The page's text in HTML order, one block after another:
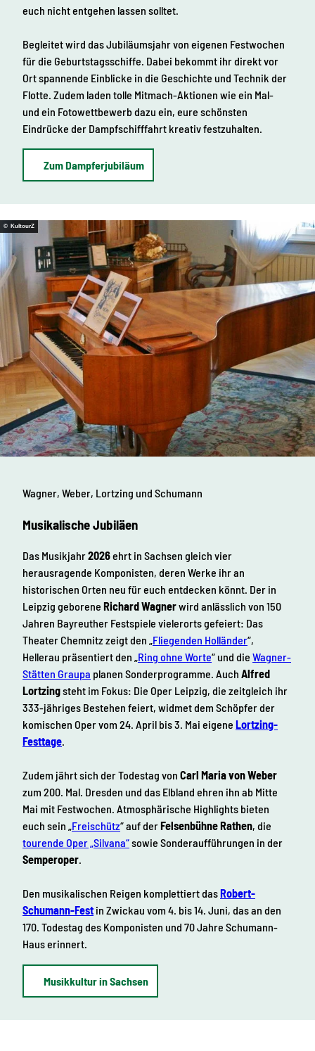
euch nicht entgehen lassen solltet.
Begleitet wird das Jubiläumsjahr von eigenen Festwochen
für die Geburtstagsschiffe. Dabei bekommt ihr direkt vor
Ort spannende Einblicke in die Geschichte und Technik der
Flotte. Zudem laden tolle Mitmach-Aktionen wie ein Mal-
und ein Fotowettbewerb dazu ein, eure schönsten
Eindrücke der Dampfschifffahrt kreativ festzuhalten.
Zum Dampferjubiläum
© KultourZ
Wagner, Weber, Lortzing und Schumann
Musikalische Jubiläen
Das Musikjahr2026ehrt in Sachsen gleich vier
herausragende Komponisten, deren Werke ihr an
historischen Orten neu für euch entdecken könnt. Der in
Leipzig geborene Richard Wagnerwird anlässlich von 150
Jahren Bayreuther Festspiele vielerorts gefeiert: Das
Theater Chemnitz zeigt den „Fliegenden Holländer“,
Hellerau präsentiert den „Ring ohne Worte“ und die Wagner-
Stätten Graupa planen Sonderprogramme. Auch Alfred
Lortzingsteht im Fokus: Die Oper Leipzig, die zeitgleich ihr
333-jähriges Bestehen feiert, widmet dem Schöpfer der
komischen Oper vom 24. April bis 3. Mai eigene Lortzing-
Festtage.
Zudem jährt sich der Todestag von Carl Maria von Weber
zum 200. Mal. Dresden und das Elbland ehren ihn ab Mitte
Mai mit Festwochen. Atmosphärische Highlights bieten
euch sein „Freischütz“ auf derFelsenbühne Rathen, die
tourende Oper „Silvana“sowie Sonderaufführungen in der
Semperoper.
Den musikalischen Reigen komplettiert dasRobert-
Schumann-Fest in Zwickau vom 4. bis 14. Juni, das an den
170. Todestag des Komponisten und 70 Jahre Schumann-
Haus erinnert.
Musikkultur in Sachsen